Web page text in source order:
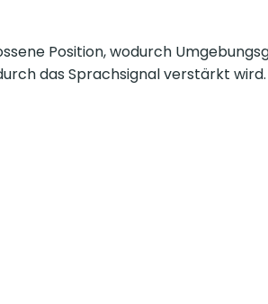
Position, wodurch
das Sprachsignal verstärkt wird.